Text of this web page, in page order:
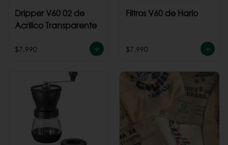
Dripper V60 02 de
Acrilico Transparente
$7.990
Filtros V60 de Hario
$7.990